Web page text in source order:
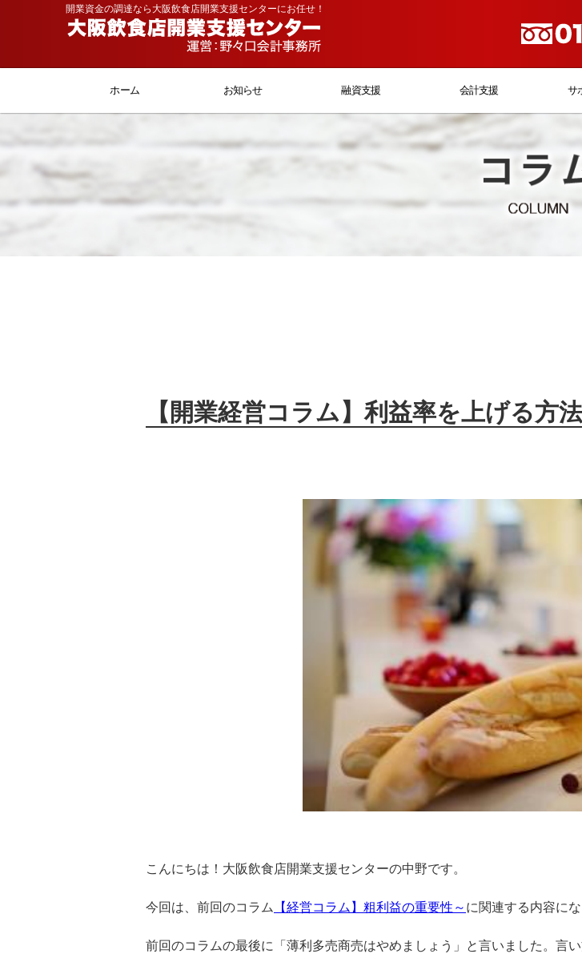
開業資金の調達なら大阪飲食店開業支援センターにお任せ！
ホーム お知らせ 融資支援 会計支援 サ
【開業経営コラム】利益率を上げる方法
こんにちは！大阪飲食店開業支援センターの中野です。
今回は、前回のコラム 【経営コラム】粗利益の重要性～ に関連する内容にな
前回のコラムの最後に「薄利多売商売はやめましょう」と言いました。言